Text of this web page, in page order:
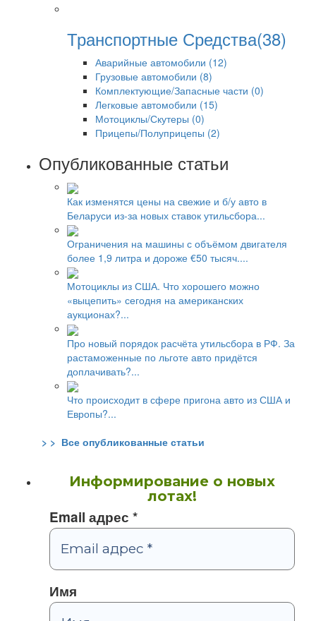
Транспортные Средства(38)
Аварийные автомобили (12)
Грузовые автомобили (8)
Комплектующие/Запасные части (0)
Легковые автомобили (15)
Мотоциклы/Скутеры (0)
Прицепы/Полуприцепы (2)
Опубликованные статьи
Как изменятся цены на свежие и б/у авто в
Беларуси из-за новых ставок утильсбора...
Ограничения на машины с объёмом двигателя
более 1,9 литра и дороже €50 тысяч....
Мотоциклы из США. Что хорошего можно
«выцепить» сегодня на американских
аукционах?...
Про новый порядок расчёта утильсбора в РФ. За
растаможенные по льготе авто придётся
доплачивать?...
Что происходит в сфере пригона авто из США и
Европы?...
> > Все опубликованные статьи
Информирование о новых
лотах!
Email адрес *
Имя